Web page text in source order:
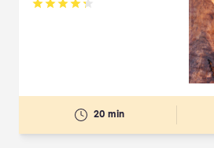
Betyg: 4.3 av 5
20 min